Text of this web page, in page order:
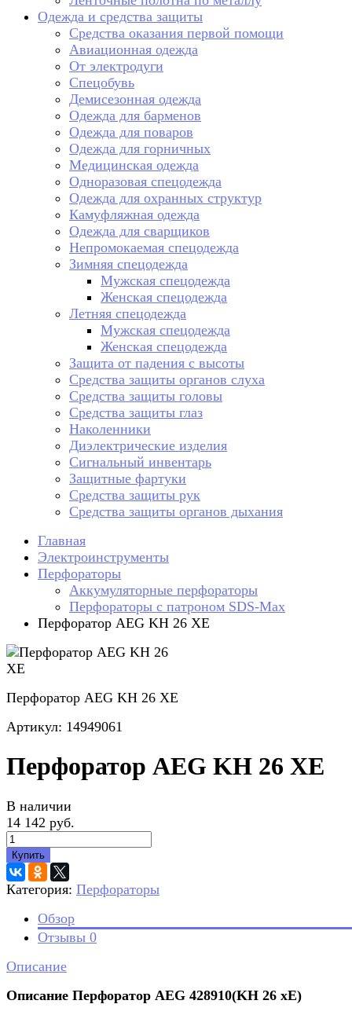
Одежда и средства защиты
Средства оказания первой помощи
Авиационная одежда
От электродуги
Спецобувь
Демисезонная одежда
Одежда для барменов
Одежда для поваров
Одежда для горничных
Медицинская одежда
Одноразовая спецодежда
Одежда для охранных структур
Камуфляжная одежда
Одежда для сварщиков
Непромокаемая спецодежда
Зимняя спецодежда
Мужская спецодежда
Женская спецодежда
Летняя спецодежда
Мужская спецодежда
Женская спецодежда
Защита от падения с высоты
Средства защиты органов слуха
Средства защиты головы
Средства защиты глаз
Наколенники
Диэлектрические изделия
Сигнальный инвентарь
Защитные фартуки
Средства защиты рук
Средства защиты органов дыхания
Главная
Электроинструменты
Перфораторы
Аккумуляторные перфораторы
Перфораторы с патроном SDS-Max
Перфоратор AEG KH 26 XE
Перфоратор AEG KH 26 XE
Артикул: 14949061
Перфоратор AEG KH 26 XE
В наличии
14 142 руб.
Купить
Категория: Перфораторы
Обзор
Отзывы 0
Описание
Описание Перфоратор AEG 428910(KH 26 хE)